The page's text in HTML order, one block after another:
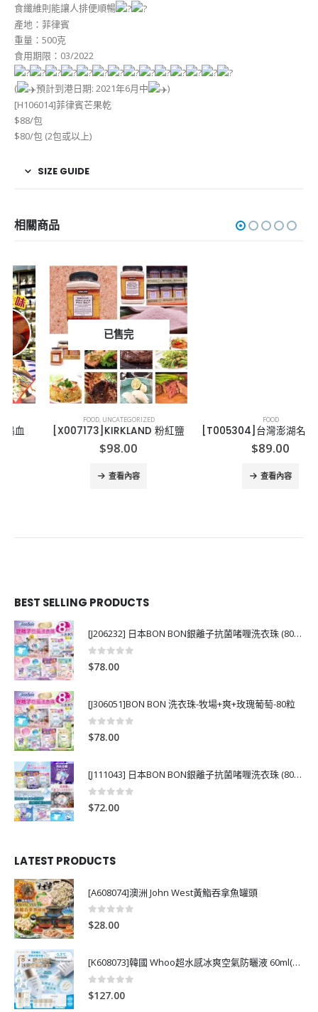
食纖維則能讓人排便順暢
產地：菲律賓
重量：500克
食用期限：03/2022
( 預計到港日期: 2021年6月中
)
[H106014]菲律賓芒果乾
$88/包
$80/包 (2包或以上)
SIZE GUIDE
相關商品
UNCATEGORIZED
[X007173]KIRKLAND 粉紅鹽
98.00
查看內容
[T005304]台灣澎湖名產風味醬
89.00
查看內容
BEST SELLING PRODUCTS
[J206232] 日本BON BON銀離子抗菌啫喱洗衣珠 (80粒)
0out of 5
$78.00
[J306051]BON BON 洗衣珠-牧場+爽+玫瑰葡萄-80粒
0out of 5
$78.00
[J111043] 日本BON BON銀離子抗菌啫喱洗衣珠 (80粒)
0
$72.00
LATEST PRODUCTS
[A608074]澳洲 John West黃鮨吞拿魚罐頭
0 out of 5
$28.00
[K608073]韓國 Whoo超水感冰爽空氣防曬液 60ml(送13ml*4支)
0 out of 5
$127.00